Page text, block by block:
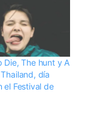
Die, The hunt y A
día
el Festival de